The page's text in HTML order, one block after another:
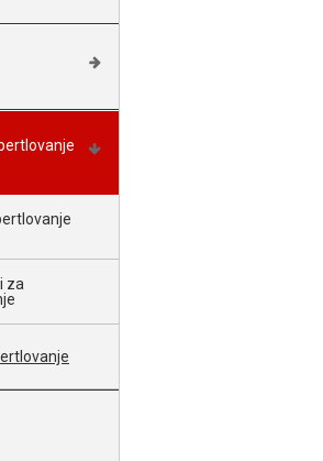
za